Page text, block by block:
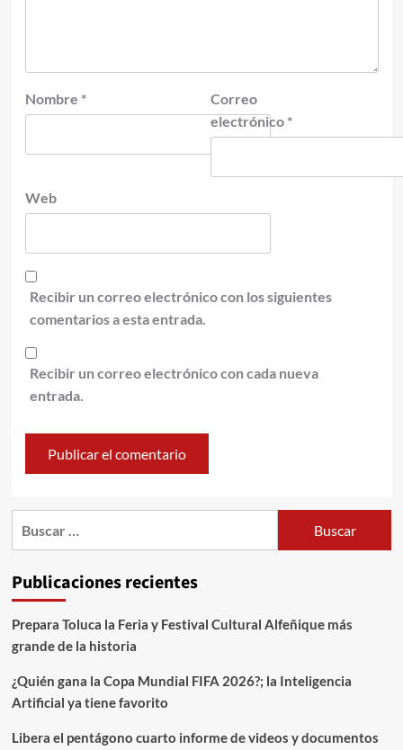
Nombre *
Correo
electrónico *
Web
Recibir un correo electrónico con los siguientes
comentarios a esta entrada.
Recibir un correo electrónico con cada nueva
entrada.
Publicaciones recientes
Prepara Toluca la Feria y Festival Cultural Alfeñique más
grande de la historia
¿Quién gana la Copa Mundial FIFA 2026?; la Inteligencia
Artificial ya tiene favorito
Libera el pentágono cuarto informe de videos y documentos